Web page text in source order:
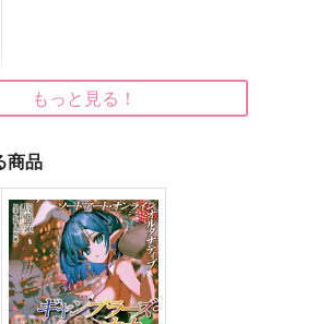
サンプル サンプル
もっと見る！
商品